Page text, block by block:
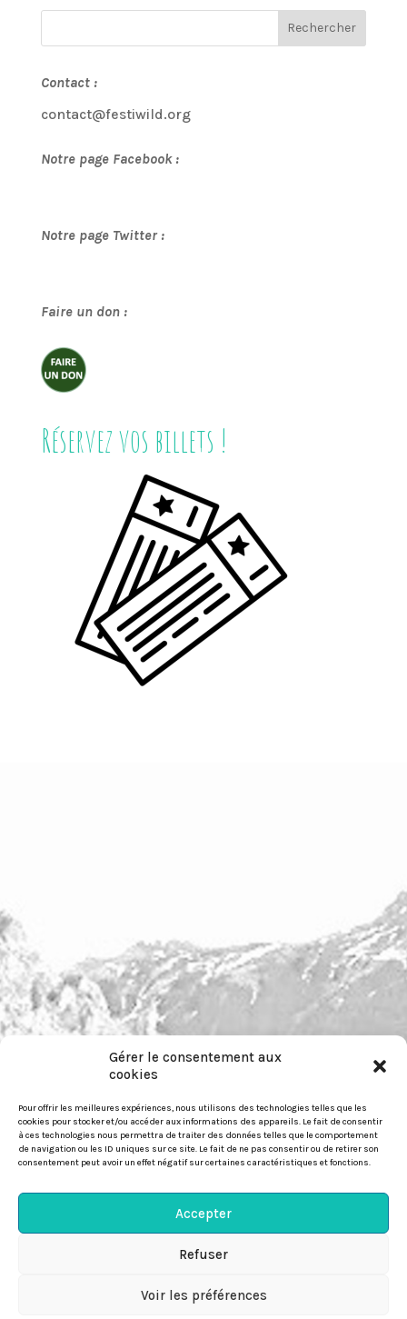
Gérer le consentement aux
cookies
Pour offrir les meilleures expériences, nous utilisons des technologies telles que les
cookies pour stocker et/ou accéder aux informations des appareils. Le fait de consentir
à ces technologies nous permettra de traiter des données telles que le comportement
de navigation ou les ID uniques sur ce site. Le fait de ne pas consentir ou de retirer son
consentement peut avoir un effet négatif sur certaines caractéristiques et fonctions.
Accepter
Refuser
Voir les préférences
Contact :
contact@festiwild.org
Notre page Facebook :
Notre page Twitter :
Faire un don :
Réservez vos billets !
pour nous contacter :
https://festiwild.org/contact
© Festiwild 2026
Politique-de-confidentialité